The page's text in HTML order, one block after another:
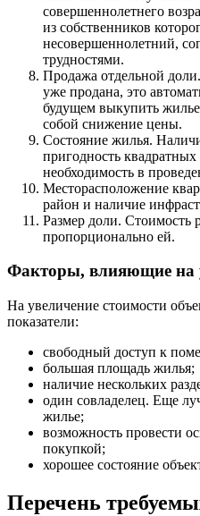
совершеннолетнего
из собственников
несовершеннолетний,
трудностями.
Продажа отдельной
уже продана, это
будущем выкупить
собой снижение цены.
Состояние жилья.
пригодность
необходимость в
Месторасположение
район и наличие
Размер доли. Стоимость
пропорционально ей.
Факторы, влияющие на
На увеличение стоимости
показатели:
свободный доступ к
большая площадь жилья;
наличие нескольких
один совладелец. Еще
жилье;
возможность провести
покупкой;
хорошее состояние
Перечень